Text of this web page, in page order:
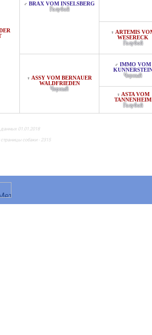
♂ BRAX VOM INSELSBERG
Голубой
♀ ARTEMIS
WESERECK
Голубой
♀ ASSY VOM BERNAUER
WALDFRIEDEN
Черный
♂ IMMO VOM
Черный
♀ ASTA VOM
TANNENHEIM
Голубой
данных 01.01.2018
собаки - 2315